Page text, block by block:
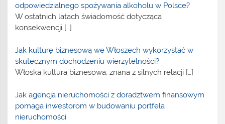
odpowiedzialnego spożywania alkoholu w Polsce?
W ostatnich latach świadomość dotycząca
konsekwencji […]
Jak kulturę biznesową we Włoszech wykorzystać w
skutecznym dochodzeniu wierzytelności?
Włoska kultura biznesowa, znana z silnych relacji […]
Jak agencja nieruchomości z doradztwem finansowym
pomaga inwestorom w budowaniu portfela
nieruchomości